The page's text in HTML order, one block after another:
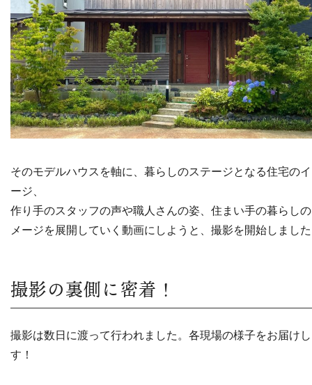
そのモデルハウスを軸に、暮らしのステージとなる住宅の
ージ、
作り手のスタッフの声や職人さんの姿、住まい手の暮らし
メージを展開していく動画にしようと、撮影を開始しまし
撮影の裏側に密着！
撮影は数日に渡って行われました。各現場の様子をお届け
す！